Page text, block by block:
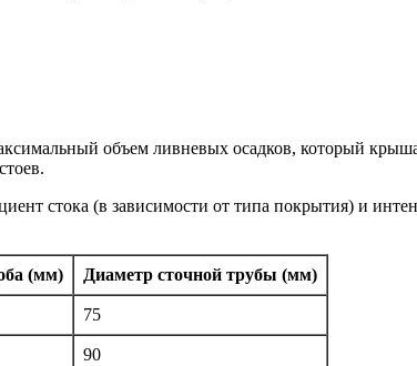
объем ливневых осадков, который
стока (в зависимости от типа покрытия) и
(мм) Диаметр сточной трубы (мм)
75
90